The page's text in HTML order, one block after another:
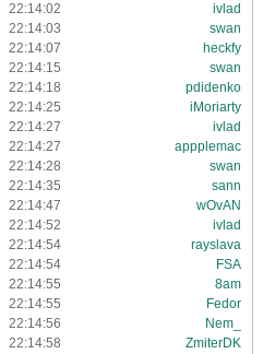
22:14:02
ivlad
22:14:03
swan
22:14:07
heckfy
22:14:15
swan
22:14:18
pdidenko
22:14:25
iMoriarty
22:14:27
ivlad
22:14:27
appplemac
22:14:28
swan
22:14:35
sann
22:14:47
wOvAN
22:14:52
ivlad
22:14:54
rayslava
22:14:54
FSA
22:14:55
8am
22:14:55
Fedor
22:14:56
Nem_
22:14:58
ZmiterDK